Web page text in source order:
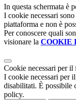
In questa schermata è
I cookie necessari
piattaforma e non è
Per conoscere quali
visionare la COOKIE
Cookie necessari per il
I cookie necessari per
disabilitati. È possibile
policy.